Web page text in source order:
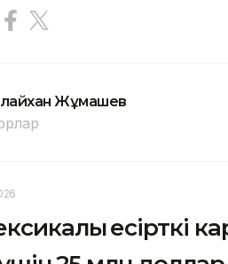
Жұмашев
есірткі